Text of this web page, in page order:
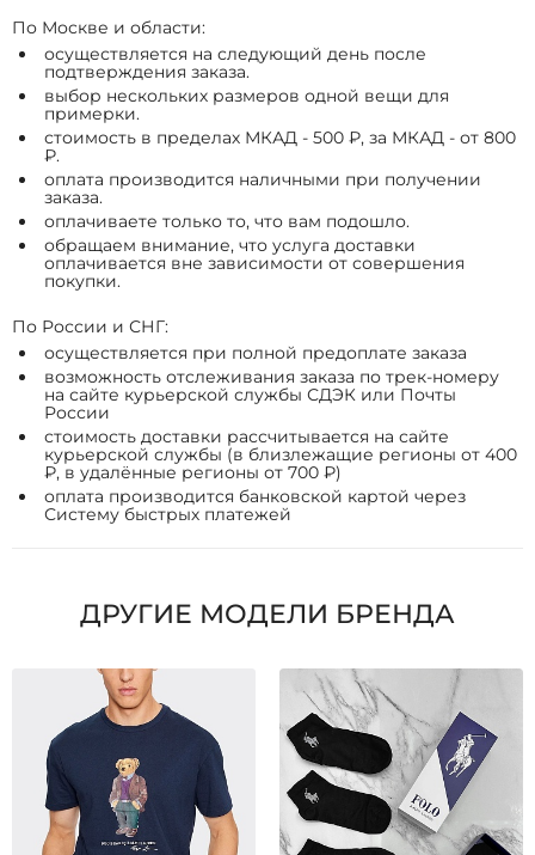
По Москве и области:
осуществляется на следующий день после
подтверждения заказа.
выбор нескольких размеров одной вещи для
примерки.
стоимость в пределах МКАД - 500 ₽, за МКАД - от 800
₽.
оплата производится наличными при получении
заказа.
оплачиваете только то, что вам подошло.
обращаем внимание, что услуга доставки
оплачивается вне зависимости от совершения
покупки.
По России и СНГ:
осуществляется при полной предоплате заказа
возможность отслеживания заказа по трек-номеру
на сайте курьерской службы СДЭК или Почты
России
стоимость доставки рассчитывается на сайте
курьерской службы (в близлежащие регионы от 400
₽, в удалённые регионы от 700 ₽)
оплата производится банковской картой через
Систему быстрых платежей
ДРУГИЕ МОДЕЛИ БРЕНДА